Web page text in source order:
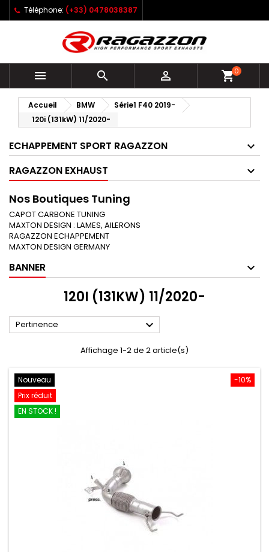
Téléphone: (+33) 0478038387
   shopping_cart0
Accueil BMW
Série1 F40 2019-
120i (131kW) 11/2020-
ECHAPPEMENT SPORT RAGAZZON
RAGAZZON EXHAUST
Nos Boutiques Tuning
CAPOT CARBONE TUNING
MAXTON DESIGN : LAMES, AILERONS
RAGAZZON ECHAPPEMENT
MAXTON DESIGN GERMANY
BANNER
120I (131KW) 11/2020-
Pertinence 
Affichage 1-2 de 2 article(s)
-10%
Nouveau
Prix réduit
EN STOCK !